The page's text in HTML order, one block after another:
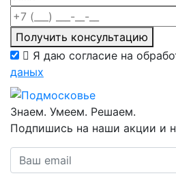
Получить консультацию
Я даю согласие на
даных
Знаем. Умеем. Решаем.
Подпишись на наши акции и